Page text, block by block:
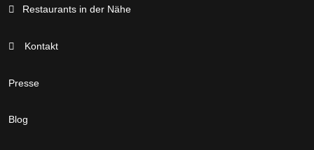
Restaurants in der Nähe
Kontakt
Presse
Blog